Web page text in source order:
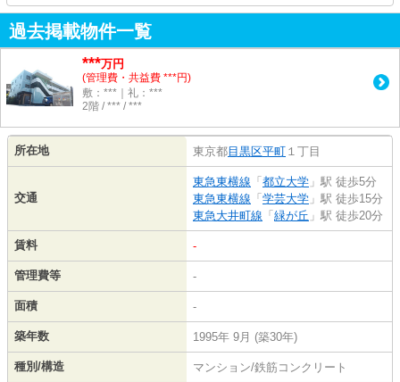
過去掲載物件一覧
***万円
(管理費・共益費 ***円)
敷：***｜礼：***
2階 / *** / ***
所在地 東京都目黒区平町 １丁目
交通
東急東横線 「 都立大学 」駅 徒歩5分
東急東横線 「 学芸大学 」駅 徒歩15分
東急大井町線 「 緑が丘 」駅 徒歩20分
賃料 -
管理費等 -
面積 -
築年数 1995年 9月 (築30年)
種別/構造 マンション/鉄筋コンクリート